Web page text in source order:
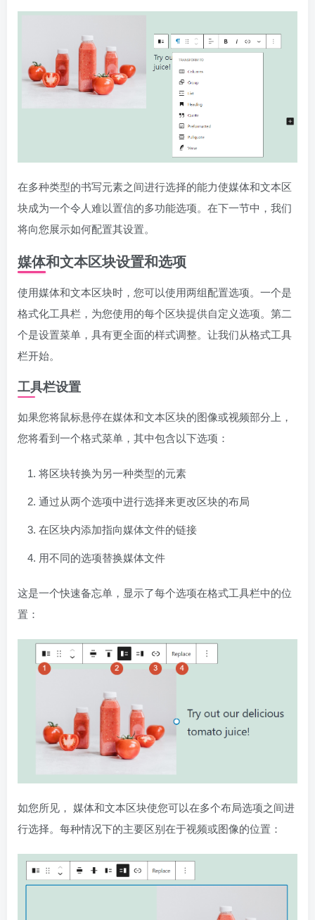
在多种类型的书写元素之间进行选择的能力使媒体和文本区
块成为一个令人难以置信的多功能选项。在下一节中，我们
将向您展示如何配置其设置。
媒体和文本区块设置和选项
使用媒体和文本区块时，您可以使用两组配置选项。一个是
格式化工具栏，为您使用的每个区块提供自定义选项。第二
个是设置菜单，具有更全面的样式调整。让我们从格式工具
栏开始。
工具栏设置
如果您将鼠标悬停在媒体和文本区块的图像或视频部分上，
您将看到一个格式菜单，其中包含以下选项：
将区块转换为另一种类型的元素
通过从两个选项中进行选择来更改区块的布局
在区块内添加指向媒体文件的链接
用不同的选项替换媒体文件
这是一个快速备忘单，显示了每个选项在格式工具栏中的位
置：
如您所见， 媒体和文本区块使您可以在多个布局选项之间进
行选择。每种情况下的主要区别在于视频或图像的位置：